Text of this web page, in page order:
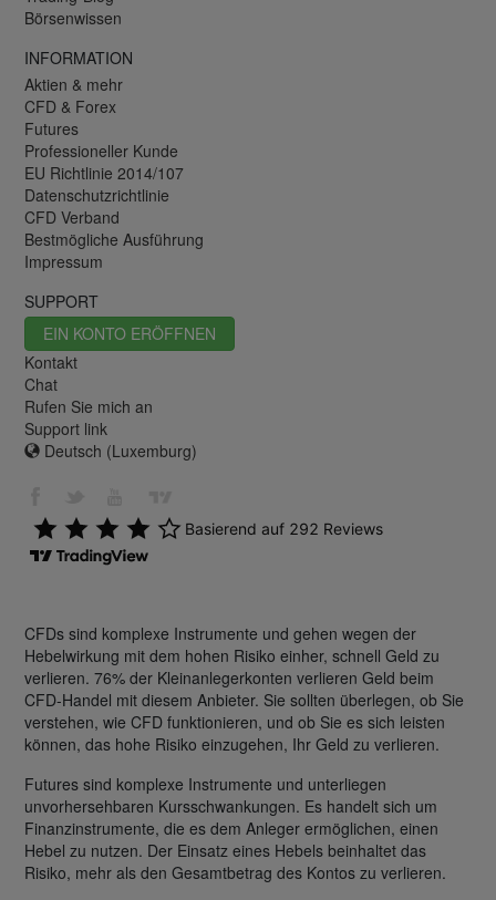
Börsenwissen
INFORMATION
Aktien & mehr
CFD & Forex
Futures
Professioneller Kunde
EU Richtlinie 2014/107
Datenschutzrichtlinie
CFD Verband
Bestmögliche Ausführung
Impressum
SUPPORT
EIN KONTO ERÖFFNEN
Kontakt
Chat
Rufen Sie mich an
Support link
Deutsch (Luxemburg)
CFDs sind komplexe Instrumente und gehen wegen der
Hebelwirkung mit dem hohen Risiko einher, schnell Geld zu
verlieren. 76% der Kleinanlegerkonten verlieren Geld beim
CFD-Handel mit diesem Anbieter. Sie sollten überlegen, ob Sie
verstehen, wie CFD funktionieren, und ob Sie es sich leisten
können, das hohe Risiko einzugehen, Ihr Geld zu verlieren.
Futures sind komplexe Instrumente und unterliegen
unvorhersehbaren Kursschwankungen. Es handelt sich um
Finanzinstrumente, die es dem Anleger ermöglichen, einen
Hebel zu nutzen. Der Einsatz eines Hebels beinhaltet das
Risiko, mehr als den Gesamtbetrag des Kontos zu verlieren.